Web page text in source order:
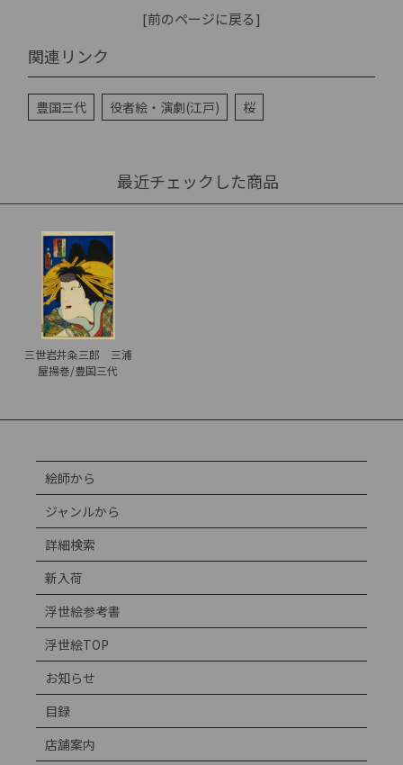
[前のページに戻る]
関連リンク
豊国三代 役者絵・演劇(江戸) 桜
最近チェックした商品
三世岩井粂三郎 三浦
屋揚巻/豊国三代
絵師から
ジャンルから
詳細検索
新入荷
浮世絵参考書
浮世絵TOP
お知らせ
目録
店舗案内